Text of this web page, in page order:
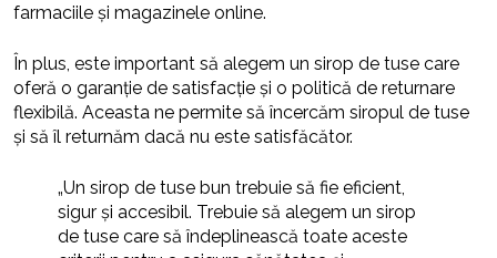
farmaciile și magazinele online.
În plus, este important să alegem un sirop de tuse care
oferă o garanție de satisfacție și o politică de returnare
flexibilă. Aceasta ne permite să încercăm siropul de tuse
și să îl returnăm dacă nu este satisfăcător.
„Un sirop de tuse bun trebuie să fie eficient,
sigur și accesibil. Trebuie să alegem un sirop
de tuse care să îndeplinească toate aceste